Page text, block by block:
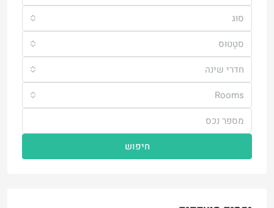
סוּג
סטָטוּס
חדרי שינה
Rooms
חיפוש